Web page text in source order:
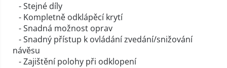
- Stejné díly
- Kompletně odklápěcí krytí
- Snadná možnost oprav
- Snadný přístup k ovládání zvedání/snižování
návěsu
- Zajištění polohy při odklopení